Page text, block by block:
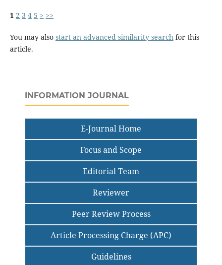
1 2 3 4 5 > >>
You may also start an advanced similarity searchfor this
article.
INFORMATION JOURNAL
E-Journal Home
Focus and Scope
Editorial Team
Reviewer
Peer Review Process
Article Processing Charge (APC)
Guidelines